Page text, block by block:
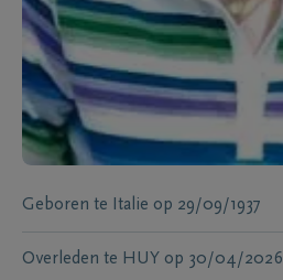
Geboren te Italie op 29/09/1937
Overleden te HUY op 30/04/2026